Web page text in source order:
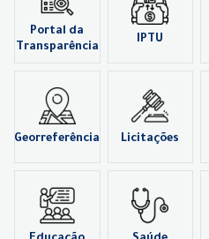
Portal da
Transparência
IPTU
Georreferência Licitações